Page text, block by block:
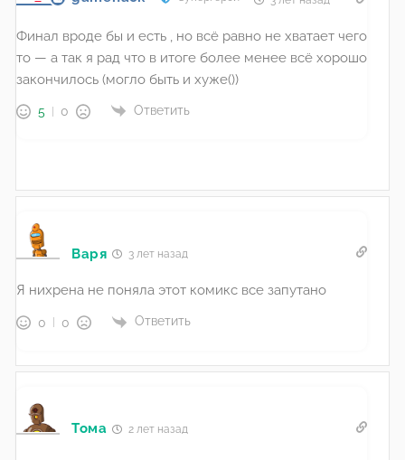
Финал вроде бы и есть , но всё равно не хватает чего
то — а так я рад что в итоге более менее всё хорошо
закончилось (могло быть и хуже())
5 0 Ответить
Варя 3 лет назад
Я нихрена не поняла этот комикс все запутано
0 0 Ответить
Тома 2 лет назад